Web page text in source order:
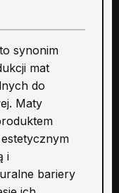
synonim
mat
do
Maty
i
bariery